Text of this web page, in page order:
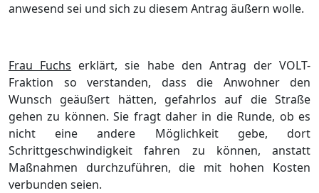
anwesend sei und sich zu diesem Antrag äußern wolle.
Frau Fuchs erklärt, sie habe den Antrag der VOLT-
Fraktion so verstanden, dass die Anwohner den
Wunsch geäußert hätten, gefahrlos auf die Straße
gehen zu können. Sie fragt daher in die Runde, ob es
nicht eine andere Möglichkeit gebe, dort
Schrittgeschwindigkeit fahren zu können, anstatt
Maßnahmen durchzuführen, die mit hohen Kosten
verbunden seien.